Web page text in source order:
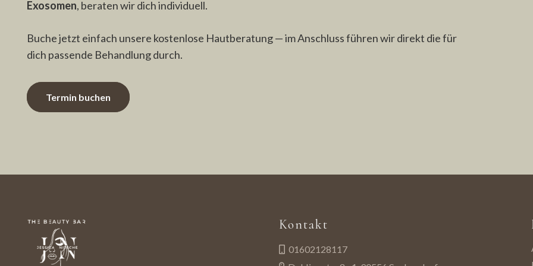
Exosomen, beraten wir dich individuell.
Buche jetzt einfach unsere kostenlose Hautberatung — im Anschluss führen wir direkt die für
dich passende Behandlung durch.
Termin buchen
Kontakt
01602128117